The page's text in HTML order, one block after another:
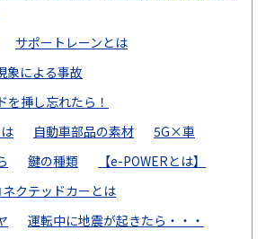
サポートレーンとは
象による事故
挿し忘れたら！
自動車部品の素材
5G×車
鍵の種類
【e-POWERとは】
ネクテッドカーとは
運転中に地震が起きたら・・・